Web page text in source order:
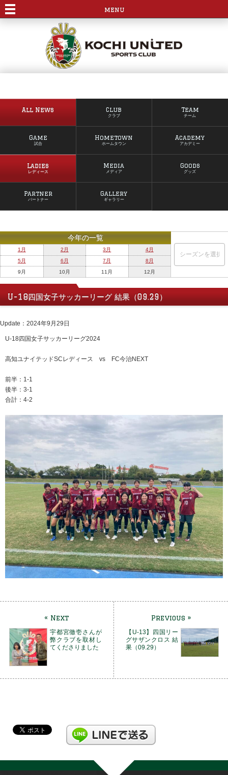
menu
All News Club
クラブ
Team
チーム
Game
試合
Hometown
ホームタウン
Academy
アカデミー
Ladies
レディース
Media
メディア
Goods
グッズ
Partner
パートナー
Gallery
ギャラリー
今年の一覧
1月 2月 3月
4月
5月
6月 7月
8月
9月
10月 11月 12月
U-18四国女子サッカーリーグ 結果（09.29）
Update：2024年9月29日
U-18四国女子サッカーリーグ2024
高知ユナイテッドSCレディース vs FC今治NEXT
前半：1-1
後半：3-1
合計：4-2
« Next
宇都宮徹壱さんが
弊クラブを取材し
てくださりました
Previous »
【U-13】四国リー
グサザンクロス 結
果（09.29）